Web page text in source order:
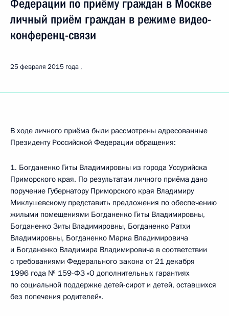
Федерации по приёму граждан в Москве
личный приём граждан в режиме видео-
конференц-связи
25 февраля 2015 года
В ходе личного приёма были рассмотрены адресованные
Президенту Российской Федерации обращения:
1. Богданенко Гиты Владимировны из города Уссурийска
Приморского края. По результатам личного приёма дано
поручение Губернатору Приморского края Владимиру
Миклушевскому представить предложения по обеспечению
жилыми помещениями Богданенко Гиты Владимировны,
Богданенко Зиты Владимировны, Богданенко Ратхи
Владимировны, Богданенко Марка Владимировича
и Богданенко Владимира Владимировича в соответствии
с требованиями Федерального закона от 21 декабря
1996 года № 159-ФЗ «О дополнительных гарантиях
по социальной поддержке детей-сирот и детей, оставшихся
без попечения родителей».